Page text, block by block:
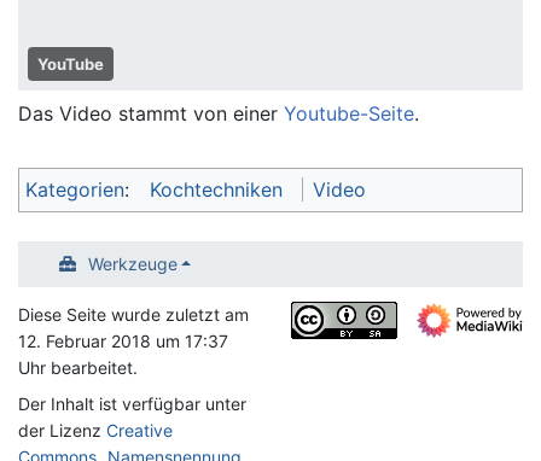
YouTube
Das Video stammt von einer Youtube-Seite.
Kategorien: Kochtechniken Video
Werkzeuge
Diese Seite wurde zuletzt am
12. Februar 2018 um 17:37
Uhr bearbeitet.
Der Inhalt ist verfügbar unter
der Lizenz Creative
Commons „Namensnennung,